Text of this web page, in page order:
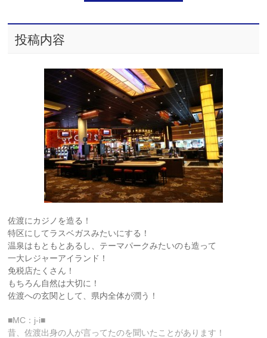
投稿内容
佐渡にカジノを造る！
特区にしてラスベガスみたいにする！
温泉はもともとあるし、テーマパークみたいのも造って
一大レジャーアイランド！
免税店たくさん！
もちろん自然は大切に！
佐渡への玄関として、県内全体が潤う！
■MC：j-i■
昔、佐渡出身の人が言ってたのを聞いたことがあります！